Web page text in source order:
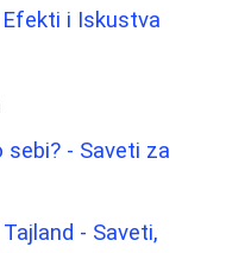
i Iskustva
- Saveti za
- Saveti,